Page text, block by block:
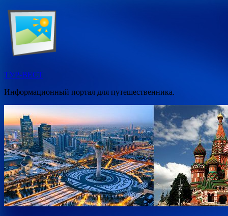
Перейти
содержимому
ТУР-ВЕСТ
Информационный портал для путешественника.